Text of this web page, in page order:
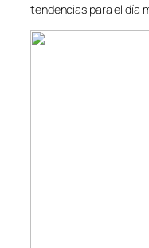
tendencias para el día